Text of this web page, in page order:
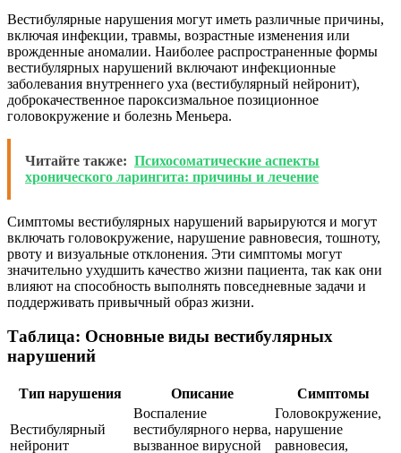
Вестибулярные нарушения могут иметь различные причины,
включая инфекции, травмы, возрастные изменения или
врожденные аномалии. Наиболее распространенные формы
вестибулярных нарушений включают инфекционные
заболевания внутреннего уха (вестибулярный нейронит),
доброкачественное пароксизмальное позиционное
головокружение и болезнь Меньера.
Читайте также: Психосоматические аспекты
хронического ларингита: причины и лечение
Симптомы вестибулярных нарушений варьируются и могут
включать головокружение, нарушение равновесия, тошноту,
рвоту и визуальные отклонения. Эти симптомы могут
значительно ухудшить качество жизни пациента, так как они
влияют на способность выполнять повседневные задачи и
поддерживать привычный образ жизни.
Таблица: Основные виды вестибулярных
нарушений
Тип нарушения Описание Симптомы
Вестибулярный
нейронит
Воспаление
вестибулярного нерва,
вызванное вирусной
Головокружение,
нарушение
равновесия,